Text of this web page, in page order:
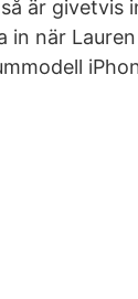
är givetvis
in när